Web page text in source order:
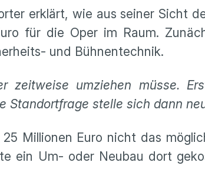
erklärt, wie aus seiner Sicht
für die Oper im Raum.
und Bühnentechnik.
zeitweise umziehen müsse.
Standortfrage stelle sich dann
Millionen Euro nicht das
ein Um- oder Neubau dort